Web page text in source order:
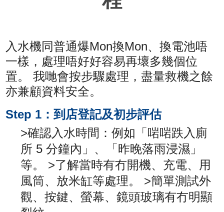
入水機同普通爆Mon換Mon、換電池唔
一樣，處理唔好好容易再壞多幾個位
置。 我哋會按步驟處理，盡量救機之餘
亦兼顧資料安全。
Step 1：到店登記及初步評估
>確認入水時間：例如「啱啱跌入廁
所 5 分鐘內」、「昨晚落雨浸濕」
等。 >了解當時有冇開機、充電、用
風筒、放米缸等處理。 >簡單測試外
觀、按鍵、螢幕、鏡頭玻璃有冇明顯